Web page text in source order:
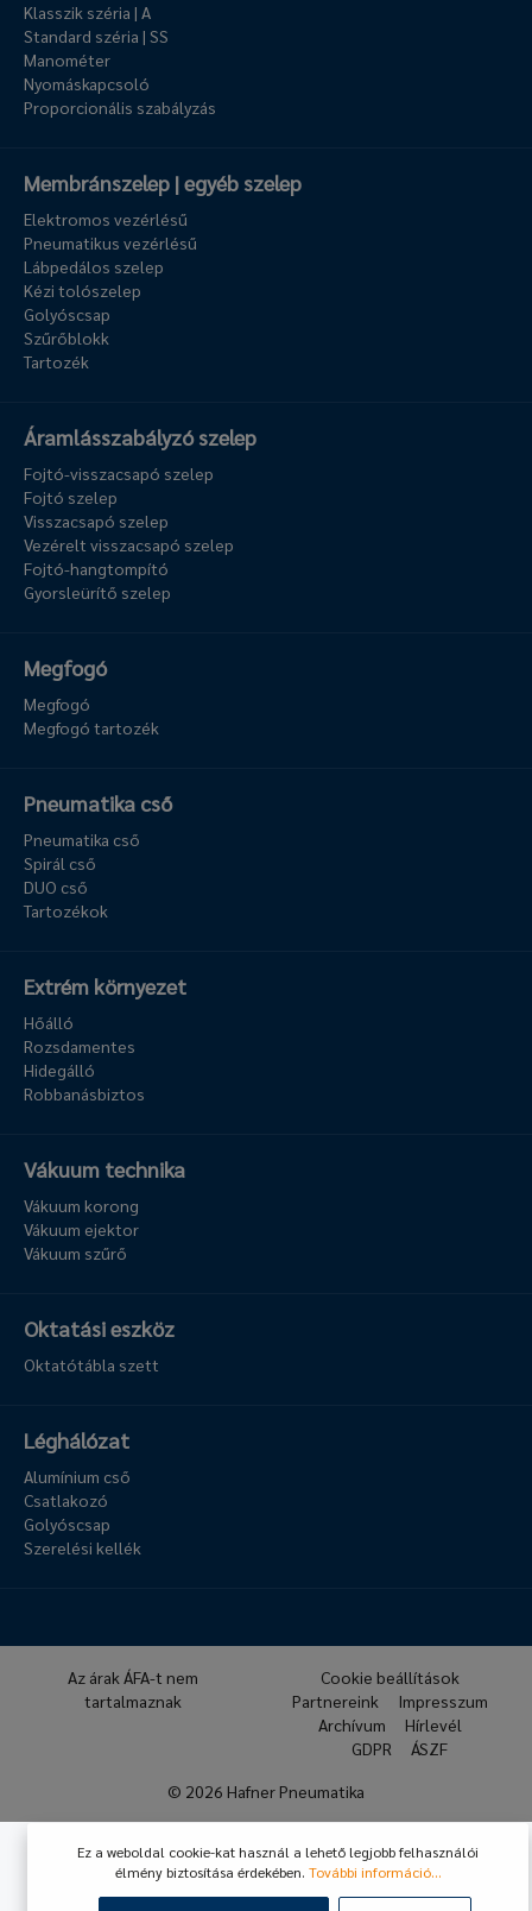
Klasszik széria | A
Standard széria | SS
Manométer
Nyomáskapcsoló
Proporcionális szabályzás
Membránszelep | egyéb szelep
Elektromos vezérlésű
Pneumatikus vezérlésű
Lábpedálos szelep
Kézi tolószelep
Golyóscsap
Szűrőblokk
Tartozék
Áramlásszabályzó szelep
Fojtó-visszacsapó szelep
Fojtó szelep
Visszacsapó szelep
Vezérelt visszacsapó szelep
Fojtó-hangtompító
Gyorsleürítő szelep
Megfogó
Megfogó
Megfogó tartozék
Pneumatika cső
Pneumatika cső
Spirál cső
DUO cső
Tartozékok
Extrém környezet
Hőálló
Rozsdamentes
Hidegálló
Robbanásbiztos
Vákuum technika
Vákuum korong
Vákuum ejektor
Vákuum szűrő
Oktatási eszköz
Oktatótábla szett
Léghálózat
Alumínium cső
Csatlakozó
Golyóscsap
Szerelési kellék
© 2026 Hafner Pneumatika
Az árak ÁFA-t nem
tartalmaznak
Cookie beállítások
Partnereink
Impresszum
Archívum
Hírlevél
GDPR
ÁSZF
Ez a weboldal cookie-kat használ a lehető legjobb felhasználói
élmény biztosítása érdekében. További információ...